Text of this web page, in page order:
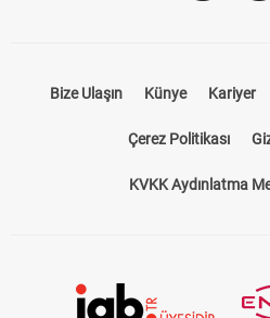
Bize Ulaşın Künye Kariyer
Çerez Politikası
KVKK Aydınlatma